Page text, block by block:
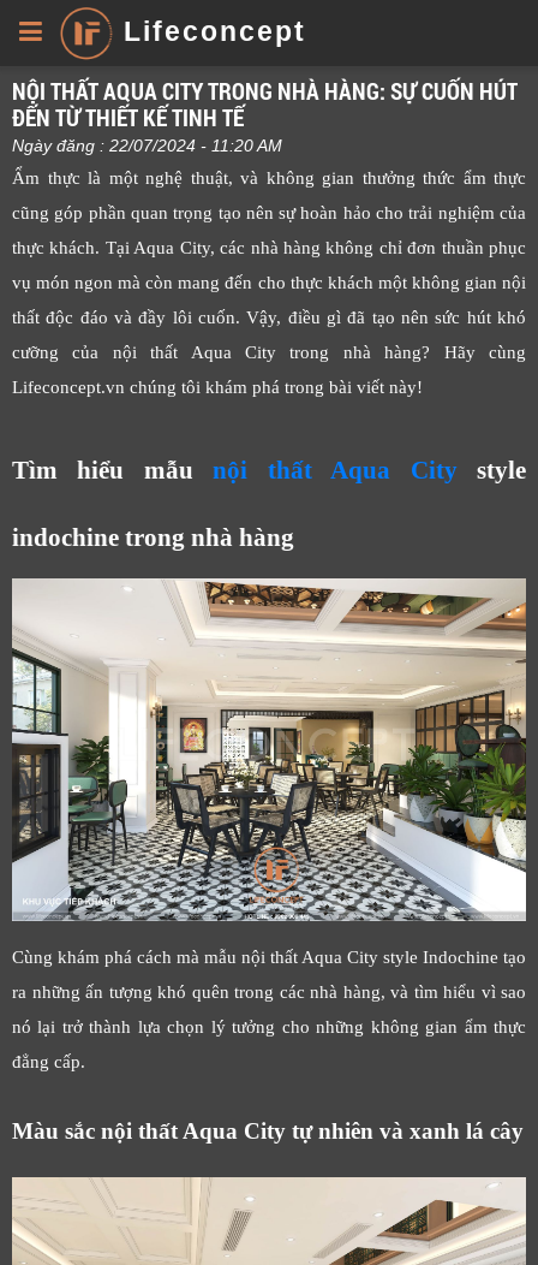
Lifeconcept
NỘI THẤT AQUA CITY TRONG NHÀ HÀNG: SỰ CUỐN HÚT
ĐẾN TỪ THIẾT KẾ TINH TẾ
Ngày đăng : 22/07/2024 - 11:20 AM
Ẩm thực là một nghệ thuật, và không gian thưởng thức ẩm thực
cũng góp phần quan trọng tạo nên sự hoàn hảo cho trải nghiệm của
thực khách. Tại Aqua City, các nhà hàng không chỉ đơn thuần phục
vụ món ngon mà còn mang đến cho thực khách một không gian nội
thất độc đáo và đầy lôi cuốn. Vậy, điều gì đã tạo nên sức hút khó
cưỡng của nội thất Aqua City trong nhà hàng? Hãy cùng
Lifeconcept.vn chúng tôi khám phá trong bài viết này!
Tìm hiểu mẫunội thất Aqua Citystyle
indochine trong nhà hàng
Cùng khám phá cách mà mẫu nội thất Aqua City style Indochine tạo
ra những ấn tượng khó quên trong các nhà hàng, và tìm hiểu vì sao
nó lại trở thành lựa chọn lý tưởng cho những không gian ẩm thực
đẳng cấp.
Màu sắc nội thất Aqua City tự nhiên và xanh lá cây